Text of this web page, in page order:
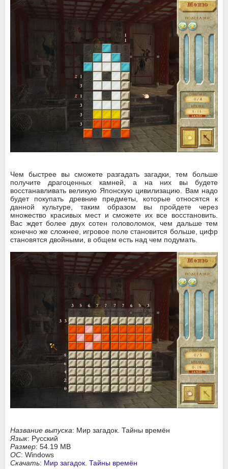
Чем быстрее вы сможете разгадать загадки, тем больше
получите драгоценных камней, а на них вы будете
восстанавливать великую Японскую цивилизацию. Вам надо
будет покупать древние предметы, которые относятся к
данной культуре, таким образом вы пройдете через
множество красивых мест и сможете их все восстановить.
Вас ждет более двух сотен головоломок, чем дальше тем
конечно же сложнее, игровое поле становится больше, цифр
становятся двойными, в общем есть над чем подумать.
Название выпуска: Мир загадок. Тайны времён
Язык: Русский
Размер: 54.19 MB
ОС: Windows
Скачать: Мир загадок. Тайны времён